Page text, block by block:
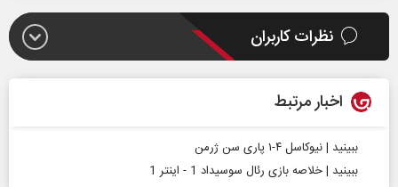
نظرات کاربران
اخبار مرتبط
ببینید | نیوکاسل ۴-۱ پاری سن ژرمن
ببینید | خلاصه بازی رئال سوسیداد 1 - اینتر 1